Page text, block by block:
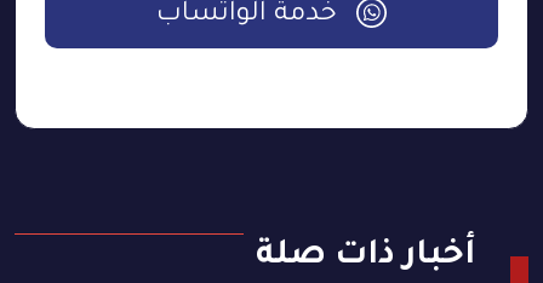
خدمة الواتساب
أخبار ذات صلة